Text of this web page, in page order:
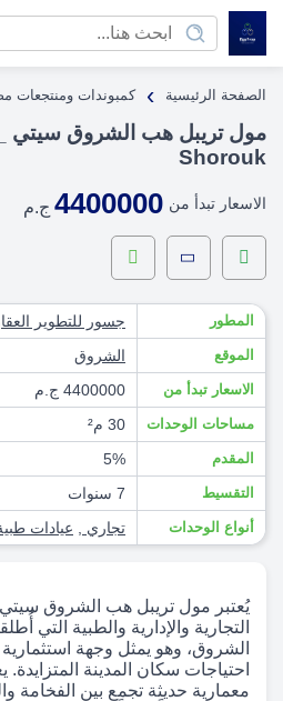
الصفحة الرئيسية › كمبوندات ومنتجعات
Shorouk
الاسعار تبدأ من 4400000 ج.م
المطور جسور للتطوير
الموقع الشروق
الاسعار تبدأ من 4400000 ج.م
مساحات الوحدات 30 م²
المقدم 5%
التقسيط 7 سنوات
أنواع الوحدات تجاري عيادات
يُعتبر مول تريبل هب الشروق سيتي
التجارية والإدارية والطبية التي
الشروق، وهو يمثل وجهة
احتياجات سكان المدينة
معمارية حديثة تجمع بين الفخامة